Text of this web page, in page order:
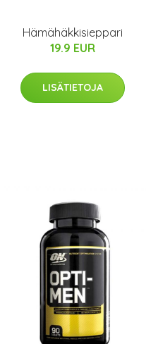
Hämähäkkisieppari
19.9 EUR
LISÄTIETOJA